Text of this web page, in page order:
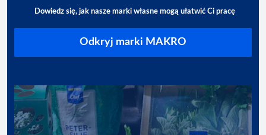
Dowiedz się, jak nasze marki własne mogą ułatwić Ci pracę
Odkryj marki MAKRO